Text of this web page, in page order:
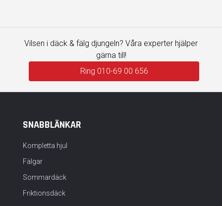
Vilsen i däck & fälg djungeln? Våra experter hjälper
gärna till!
Ring 010-69 00 656
SNABBLÄNKAR
Kompletta hjul
Fälgar
Sommardäck
Friktionsdäck